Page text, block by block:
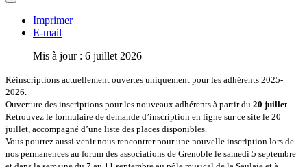
Imprimer
E-mail
Mis à jour : 6 juillet 2026
Réinscriptions actuellement ouvertes uniquement pour les adhérents 2025-
2026.
Ouverture des inscriptions pour les nouveaux adhérents à partir du 20 juillet
Retrouvez le formulaire de demande d’inscription en ligne sur ce site le 20
juillet, accompagné d’une liste des places disponibles.
Vous pourrez aussi venir nous rencontrer pour une nouvelle inscription lors de
nos permanences au forum des associations de Grenoble le samedi 5 septembre